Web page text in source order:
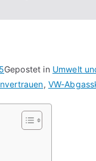
Gepostet in Umwelt
, VW-